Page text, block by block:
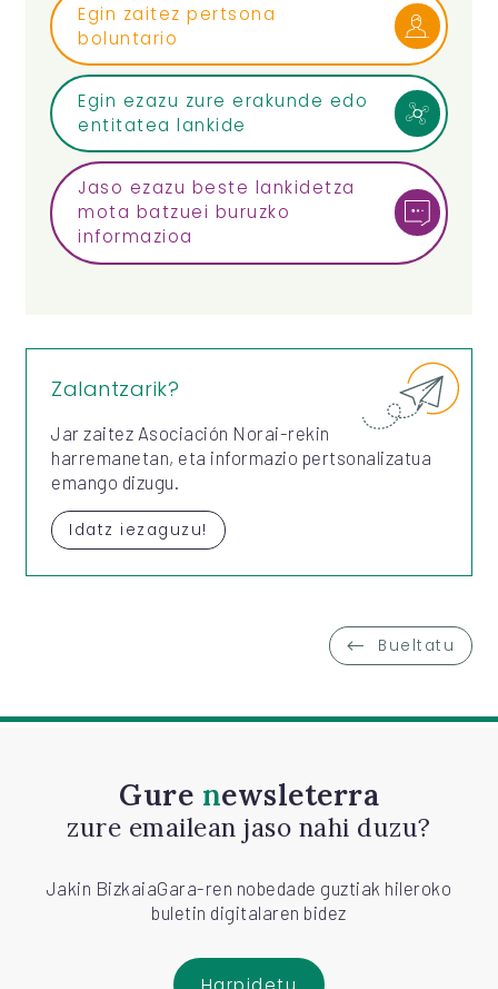
Egin zaitez pertsona
boluntario
Egin ezazu zure erakunde edo
entitatea lankide
Jaso ezazu beste lankidetza
mota batzuei buruzko
informazioa
Zalantzarik?
Jar zaitez Asociación Norai-rekin
harremanetan, eta informazio pertsonalizatua
emango dizugu.
Idatz iezaguzu!
Bueltatu
Gure newsleterra
zure emailean jaso nahi duzu?
Jakin BizkaiaGara-ren nobedade guztiak hileroko
buletin digitalaren bidez